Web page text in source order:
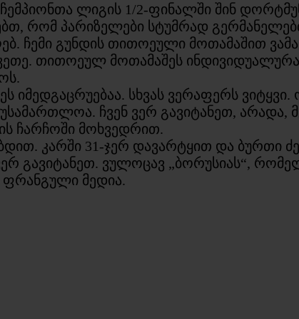
ლიგის 1/2-ფინალში შინ
რომ პარიზელები სტუმრად
ჩემი გუნდის თითოეული მოთამაშით
თითოეულ მოთამაშეს
სხვას ვერაფერს
ჩვენ ვერ გავიტანეთ, არადა,
ჩარჩოში მოხვედრით.
კარში 31-ჯერ დავარტყით და ბურთი
გავიტანეთ. ვულოცავ „ბორუსიას“,
ფრანგული მედია.